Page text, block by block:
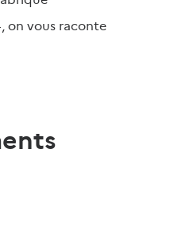
on vous raconte